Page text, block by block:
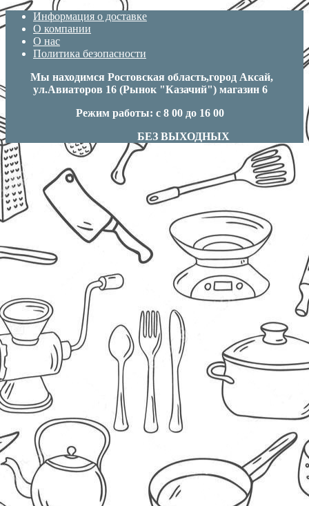
Информация о доставке
О компании
О нас
Политика безопасности
Мы находимся Ростовская область,город Аксай,
ул.Авиаторов 16 (Рынок "Казачий") магазин 6
Режим работы: с 8 00 до 16 00
БЕЗ ВЫХОДНЫХ